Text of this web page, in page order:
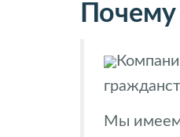
Почему
Мы имеем